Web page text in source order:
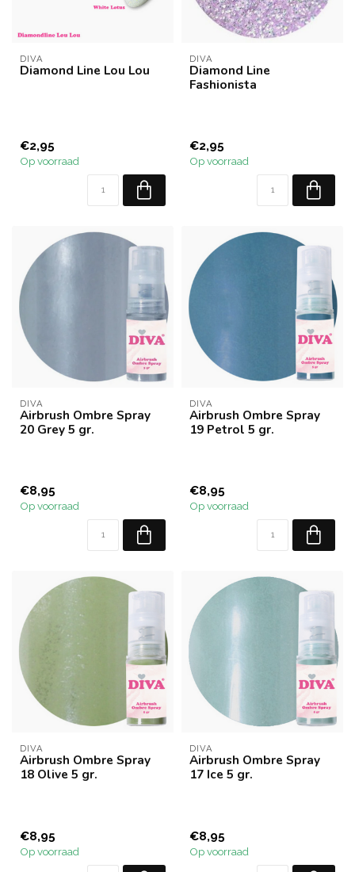
DIVA
Diamond Line Lou Lou
€2,95
Op voorraad
DIVA
Diamond Line
Fashionista
€2,95
Op voorraad
DIVA
Airbrush Ombre Spray
20 Grey 5 gr.
€8,95
Op voorraad
DIVA
Airbrush Ombre Spray
19 Petrol 5 gr.
€8,95
Op voorraad
DIVA
Airbrush Ombre Spray
18 Olive 5 gr.
€8,95
Op voorraad
DIVA
Airbrush Ombre Spray
17 Ice 5 gr.
€8,95
Op voorraad